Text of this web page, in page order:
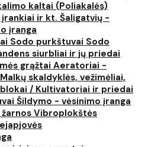
kaltai (Poliakalės)
įrankiai ir kt. Šaligatvių -
įranga
Sodo purkštuvai Sodo
siurbliai ir jų priedai
grąžtai Aeratoriai -
Malkų skaldyklės, vežimėliai,
/ Kultivatoriai ir priedai
Šildymo - vėsinimo įranga
Vibroplokštės